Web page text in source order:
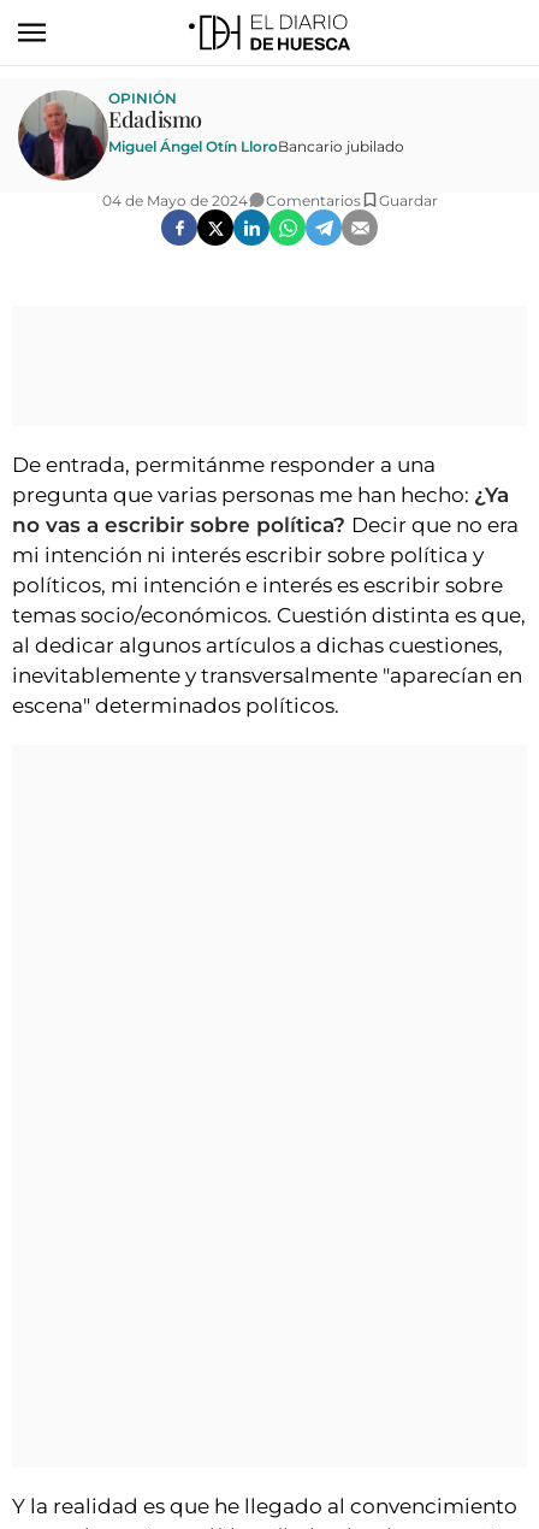
ACTUALIDAD
ECONOMÍA
TECNOLOGÍA
GALERÍAS
CONTACTAR
FIESTAS EN EL ALTO ARAGÓN
FIESTAS DE SAN LORENZO
AGENDA
OPINIÓN
Edadismo
Miguel Ángel Otín LloroBancario jubilado
04 de Mayo de 2024 Comentarios Guardar
De entrada, permitánme responder a una
pregunta que varias personas me han hecho: ¿Ya
no vas a escribir sobre política? Decir que no era
mi intención ni interés escribir sobre política y
políticos, mi intención e interés es escribir sobre
temas socio/económicos. Cuestión distinta es que,
al dedicar algunos artículos a dichas cuestiones,
inevitablemente y transversalmente "aparecían en
escena" determinados políticos.
Y la realidad es que he llegado al convencimiento